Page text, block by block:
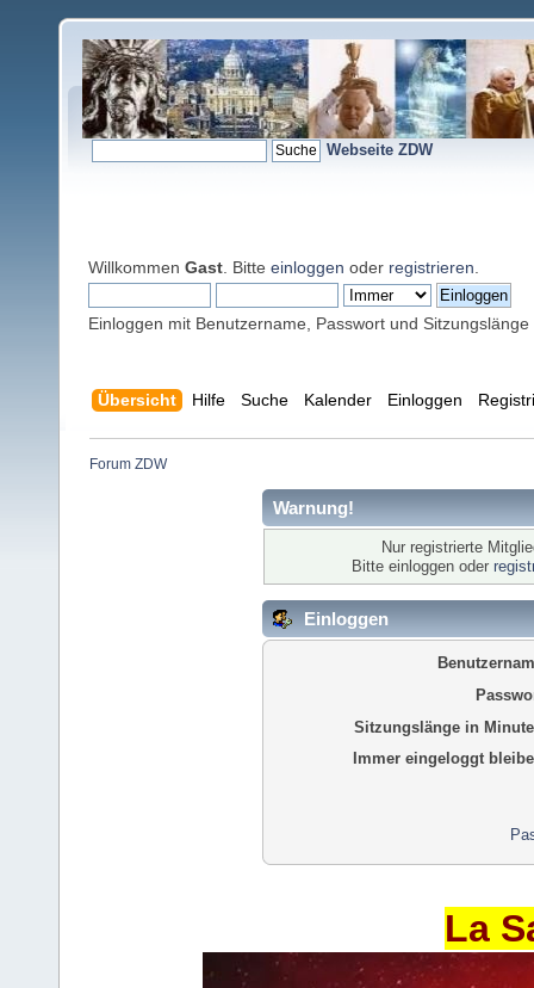
Webseite ZDW
Willkommen Gast . Bitte einloggen oder registrieren
Einloggen mit Benutzername, Passwort und Sitzungslänge
Übersicht Hilfe Suche Kalender Einloggen
Forum ZDW
Warnung!
Nur registrierte
Bitte einloggen oder
Einloggen
Sitzungslänge in
Immer eingeloggt
La